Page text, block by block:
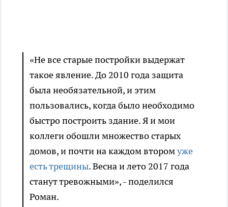
«Не все старые постройки выдержат
такое явление. До 2010 года защита
была необязательной, и этим
пользовались, когда было необходимо
быстро построить здание. Я и мои
коллеги обошли множество старых
домов, и почти на каждом второмуже
есть трещины. Весна и лето 2017 года
станут тревожными», - поделился
Роман.